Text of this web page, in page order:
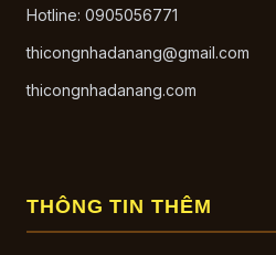
Hotline: 0905056771
thicongnhadanang@gmail.com
thicongnhadanang.com
THÔNG TIN THÊM